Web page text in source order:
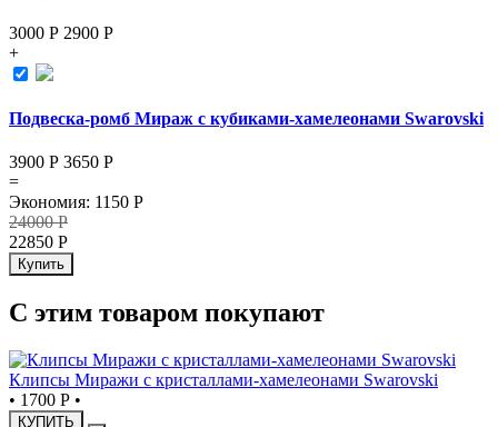
3000 Р 2900 Р
+
Подвеска-ромб Мираж с кубиками-хамелеонами Swarovski
3900 Р 3650 Р
=
Экономия: 1150 Р
24000Р
22850 Р
Купить
С этим товаром покупают
Клипсы Миражи с кристаллами-хамелеонами Swarovski
• 1700 Р •
КУПИТЬ